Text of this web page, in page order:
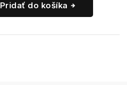
Pridať do košíka